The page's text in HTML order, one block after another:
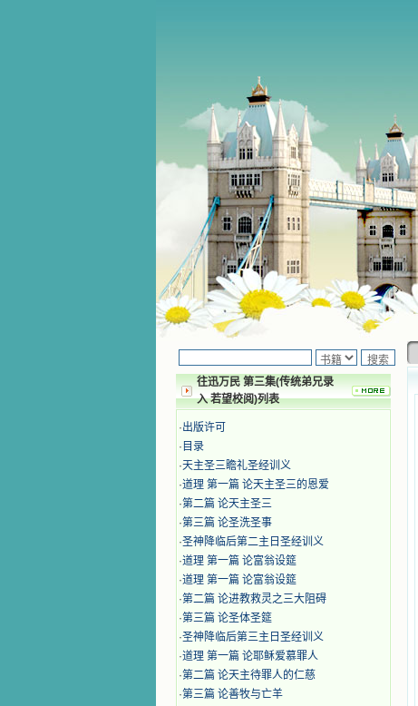
往迅万民 第三集(传统弟兄录
入 若望校阅)列表
·出版许可
· 目录
·天主圣三瞻礼圣经训义
·道理 第一篇 论天主圣三的恩爱
·第二篇 论天主圣三
·第三篇 论圣洗圣事
·圣神降临后第二主日圣经训义
·道理 第一篇 论富翁设筵
·道理 第一篇 论富翁设筵
·第二篇 论进教救灵之三大阻碍
·第三篇 论圣体圣筵
·圣神降临后第三主日圣经训义
·道理 第一篇 论耶稣爱慕罪人
·第二篇 论天主待罪人的仁慈
·第三篇 论善牧与亡羊